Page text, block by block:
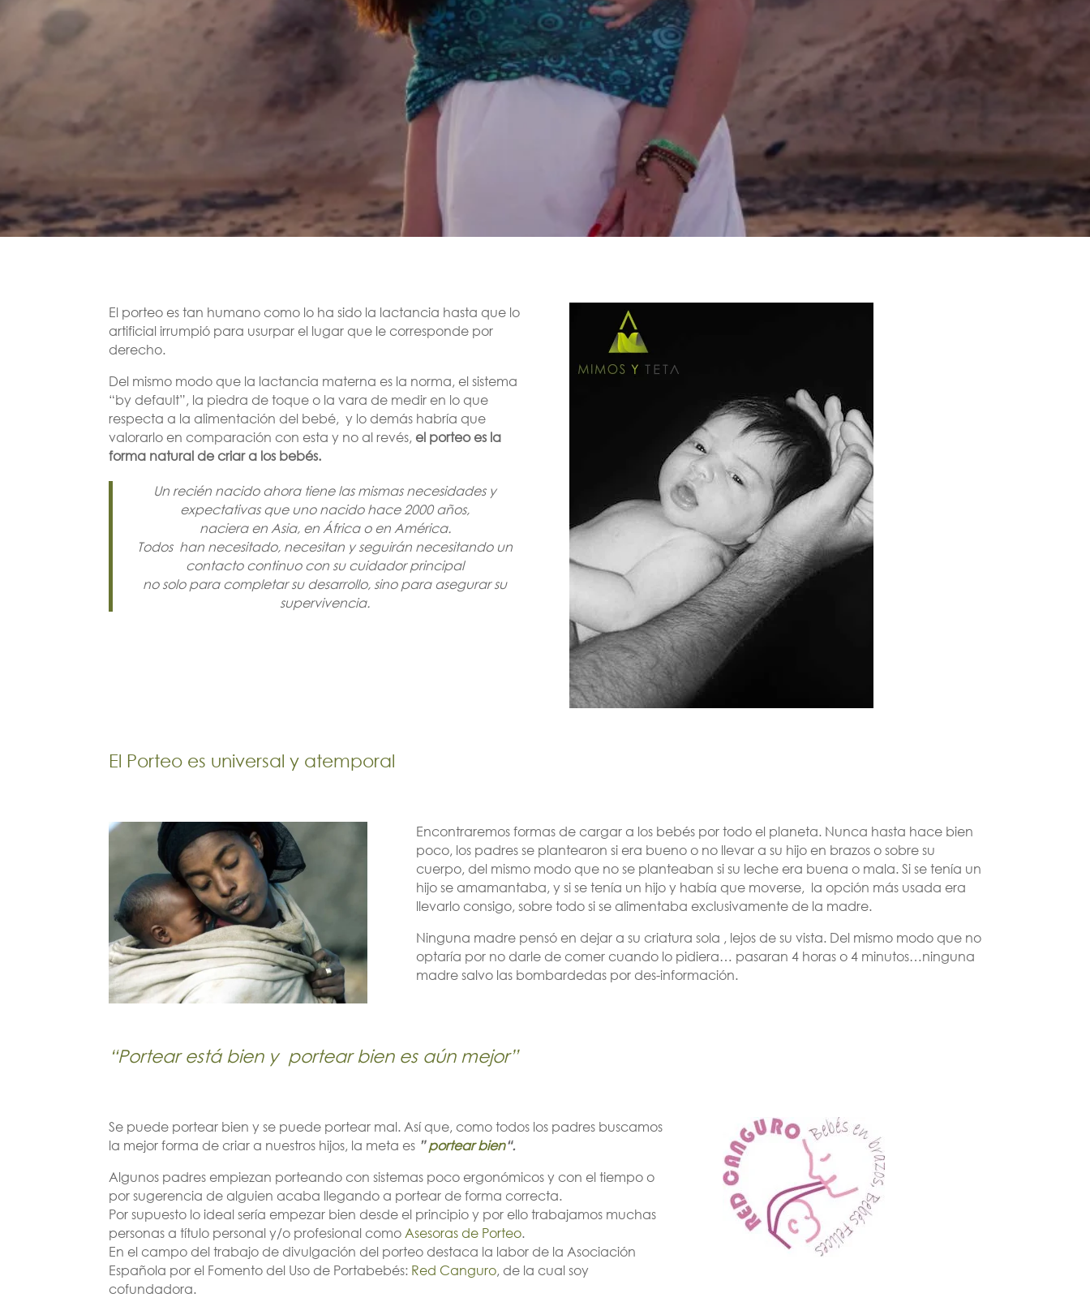
El porteo es tan humano como lo ha sido la lactancia hasta que lo
artificial irrumpió para usurpar el lugar que le corresponde por
derecho.
Del mismo modo que la lactancia materna es la norma, el sistema
“by default”, la piedra de toque o la vara de medir en lo que
respecta a la alimentación del bebé, y lo demás habría que
valorarlo en comparación con esta y no al revés,el porteo es la
forma natural de criar a los bebés.
Un recién nacido ahora tiene las mismas necesidades y
expectativas que uno nacido hace 2000 años,
naciera en Asia, en África o en América.
Todos han necesitado, necesitan y seguirán necesitando un
contacto continuo con su cuidador principal
no solo para completar su desarrollo, sino para asegurar su
supervivencia.
El Porteo es universal y atemporal
Encontraremos formas de cargar a los bebés por todo el planeta. Nunca hasta hace bien
poco, los padres se plantearon si era bueno o no llevar a su hijo en brazos o sobre su
cuerpo, del mismo modo que no se planteaban si su leche era buena o mala. Si se tenía un
hijo se amamantaba, y si se tenía un hijo y había que moverse, la opción más usada era
llevarlo consigo, sobre todo si se alimentaba exclusivamente de la madre.
Ninguna madre pensó en dejar a su criatura sola , lejos de su vista. Del mismo modo que no
optaría por no darle de comer cuando lo pidiera… pasaran 4 horas o 4 minutos…ninguna
madre salvo las bombardedas por des-información.
“Portear está bien y portear bien es aún mejor”
Se puede portear bien y se puede portear mal. Así que, como todos los padres buscamos
la mejor forma de criar a nuestros hijos, la meta es ”portear bien“.
Algunos padres empiezan porteando con sistemas poco ergonómicos y con el tiempo o
por sugerencia de alguien acaba llegando a portear de forma correcta.
Por supuesto lo ideal sería empezar bien desde el principio y por ello trabajamos muchas
personas a título personal y/o profesional como Asesoras de Porteo.
En el campo del trabajo de divulgación del porteo destaca la labor de la Asociación
Española por el Fomento del Uso de Portabebés: Red Canguro, de la cual soy
cofundadora.